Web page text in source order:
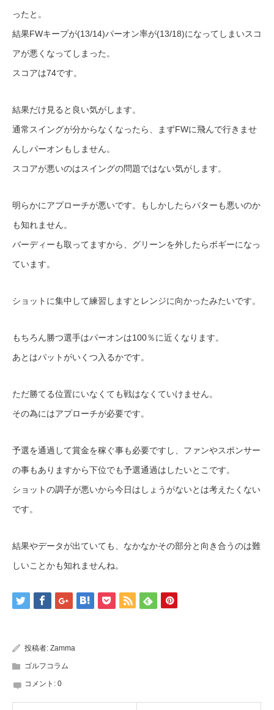
ったと。
結果FWキープが(13/14)パーオン率が(13/18)になってしまいスコ
アが悪くなってしまった。
スコアは74です。
結果だけ見ると良い気がします。
通常スイングが分からなくなったら、まずFWに飛んで行きませ
んしパーオンもしません。
スコアが悪いのはスイングの問題ではない気がします。
明らかにアプローチが悪いです。もしかしたらパターも悪いのか
も知れません。
バーディーも取ってますから、グリーンを外したらボギーになっ
ています。
ショットに集中して練習しますとレンジに向かったみたいです。
もちろん勝つ選手はパーオンは100％に近くなります。
あとはパットがいくつ入るかです。
ただ勝てる位置にいなくても戦はなくていけません。
その為にはアプローチが必要です。
予選を通過して賞金を稼ぐ事も必要ですし、ファンやスポンサー
の事もありますから下位でも予選通過はしたいとこです。
ショットの調子が悪いから今日はしょうがないとは考えたくない
です。
結果やデータが出ていても、なかなかその部分と向き合うのは難
しいことかも知れませんね。
投稿者: Zamma
ゴルフコラム
コメント: 0